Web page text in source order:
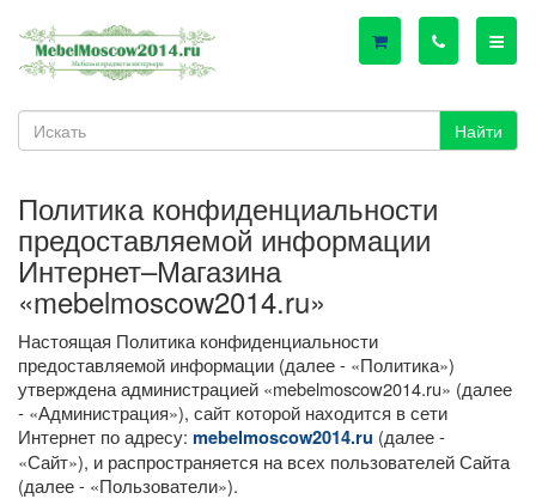
Найти
Политика конфиденциальности
предоставляемой информации
Интернет–Магазина
«mebelmoscow2014.ru»
Настоящая Политика конфиденциальности
предоставляемой информации (далее - «Политика»)
утверждена администрацией «mebelmoscow2014.ru» (далее
- «Администрация»), сайт которой находится в сети
Интернет по адресу: mebelmoscow2014.ru (далее -
«Сайт»), и распространяется на всех пользователей Сайта
(далее - «Пользователи»).